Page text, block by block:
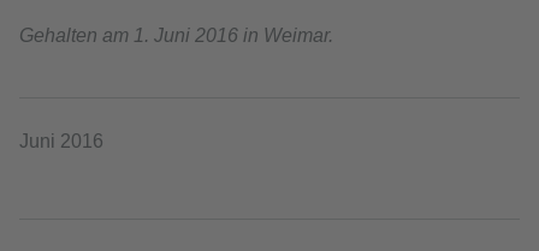
Gehalten am 1. Juni 2016 in Weimar.
Juni 2016